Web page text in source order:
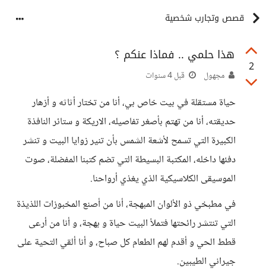
قصص وتجارب شخصية
2
هذا حلمي .. فماذا عنكم ؟
مجهول قبل 4 سنوات
حياة مستقلة في بيت خاص بي، أنا من تختار أثاثه و أزهار
حديقته، أنا من تهتم بأصغر تفاصيله، الاريكة و ستائر النافذة
الكبيرة التي تسمح لأشعة الشمس بأن تنير زوايا البيت و تنشر
دفئها داخله، المكتبة البسيطة التي تضم كتبنا المفضلة، صوت
الموسيقى الكلاسيكية الذي يغذي أرواحنا.
في مطبخي ذو الألوان المبهجة، أنا من أصنع المخبوزات اللذيذة
التي تنتشر رائحتها فتملأ البيت حياة و بهجة، و أنا من أرعى
قطط الحي و أقدم لهم الطعام كل صباح، و أنا ألقي التحية على
جيراني الطيبين.